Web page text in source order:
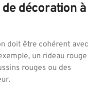
décoration à
doit être cohérent avec
un rideau rouge
rouges ou des